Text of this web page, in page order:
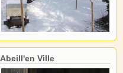
Abeill'en Ville